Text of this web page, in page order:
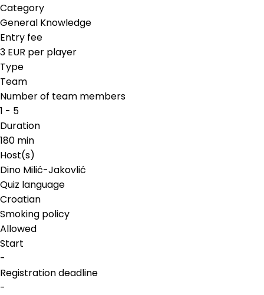
Category
General Knowledge
Entry fee
3 EUR per player
Type
Team
Number of team members
1 - 5
Duration
180 min
Host(s)
Dino Milić-Jakovlić
Quiz language
Croatian
Smoking policy
Allowed
Start
-
Registration deadline
-